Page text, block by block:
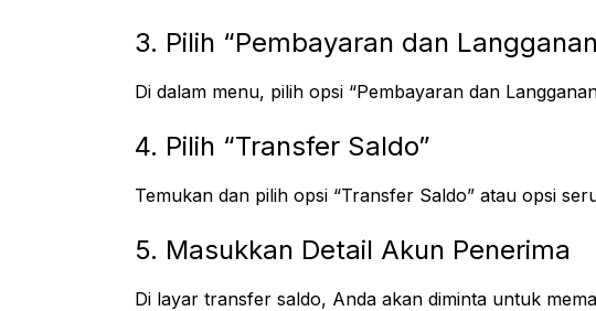
3. Pilih “Pembayaran dan
Di dalam menu, pilih opsi “Pembayaran dan
4. Pilih “Transfer Saldo”
Temukan dan pilih opsi “Transfer Saldo” atau opsi
5. Masukkan Detail Akun Penerima
Di layar transfer saldo, Anda akan diminta untuk